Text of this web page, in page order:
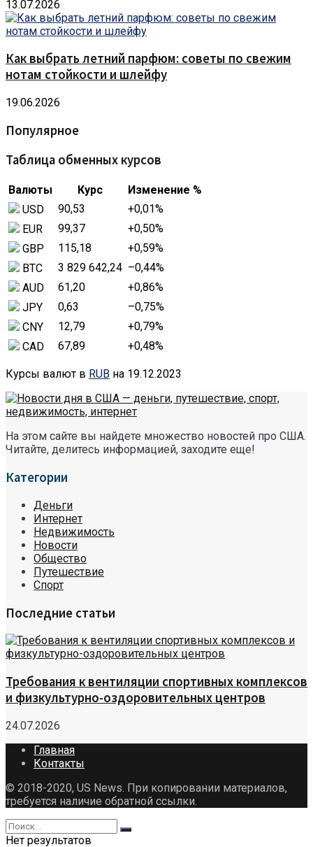
13.07.2026
Как выбрать летний парфюм: советы по свежим
нотам стойкости и шлейфу
19.06.2026
Популярное
Таблица обменных курсов
Валюты Курс
Изменение %
USD
90,53 +0,01%
EUR
99,37 +0,50%
GBP
115,18 +0,59%
BTC
3 829 642,24 –0,44%
AUD
61,20 +0,86%
JPY
0,63 –0,75%
CNY
12,79 +0,79%
CAD
67,89 +0,48%
Курсы валют в RUB на 19.12.2023
На этом сайте вы найдете множество новостей про США.
Читайте, делитесь информацией, заходите еще!
Категории
Деньги
Интернет
Недвижимость
Новости
Общество
Путешествие
Спорт
Последние статьи
Требования к вентиляции спортивных комплексов
и физкультурно-оздоровительных центров
24.07.2026
Главная
Контакты
© 2018-2020, US News. При копировании материалов,
требуется наличие обратной ссылки.
Нет результатов